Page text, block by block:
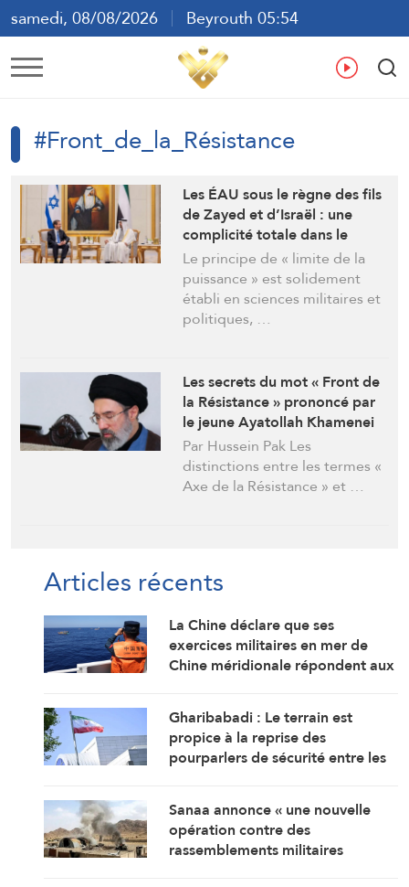
samedi, 08/08/2026
Beyrouth 05:54
ع
#Front_de_la_Résistance
Les ÉAU sous le règne des fils
de Zayed et d’Israël : une
complicité totale dans le
crime et le sang (Ibrahim al-
Amine)
Le principe de « limite de la
puissance » est solidement
établi en sciences militaires et
politiques, …
Les secrets du mot « Front de
la Résistance » prononcé par
le jeune Ayatollah Khamenei
Par Hussein Pak Les
distinctions entre les termes «
Axe de la Résistance » et …
Articles récents
La Chine déclare que ses
exercices militaires en mer de
Chine méridionale répondent aux
Gharibabadi : Le terrain est
propice à la reprise des
pourparlers de sécurité entre les
Sanaa annonce « une nouvelle
opération contre des
rassemblements militaires